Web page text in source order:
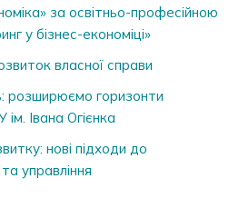
за освітньо-професійною
у бізнес-економіці»
власної справи
розширюємо горизонти
Івана Огієнка
нові підходи до
управління